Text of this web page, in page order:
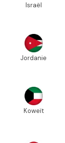
Israël
Jordanie
Koweït